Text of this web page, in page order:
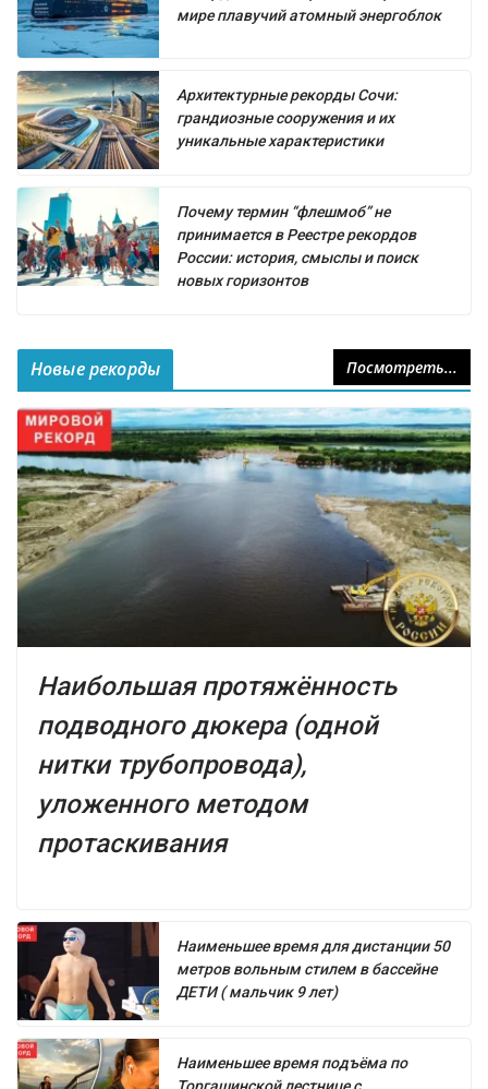
мире плавучий атомный энергоблок
Архитектурные рекорды Сочи:
грандиозные сооружения и их
уникальные характеристики
Почему термин “флешмоб” не
принимается в Реестре рекордов
России: история, смыслы и поиск
новых горизонтов
Новые рекорды Посмотреть...
Наибольшая протяжённость
подводного дюкера (одной
нитки трубопровода),
уложенного методом
протаскивания
Наименьшее время для дистанции 50
метров вольным стилем в бассейне
ДЕТИ ( мальчик 9 лет)
Наименьшее время подъёма по